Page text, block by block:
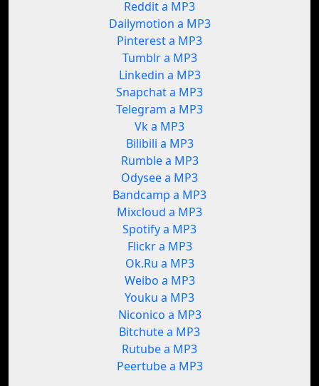
Reddit a MP3
Dailymotion a MP3
Pinterest a MP3
Tumblr a MP3
Linkedin a MP3
Snapchat a MP3
Telegram a MP3
Vk a MP3
Bilibili a MP3
Rumble a MP3
Odysee a MP3
Bandcamp a MP3
Mixcloud a MP3
Spotify a MP3
Flickr a MP3
Ok.Ru a MP3
Weibo a MP3
Youku a MP3
Niconico a MP3
Bitchute a MP3
Rutube a MP3
Peertube a MP3